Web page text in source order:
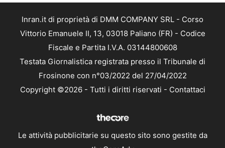
Inran.it di proprietà di DMM COMPANY SRL - Corso
Vittorio Emanuele II, 13, 03018 Paliano (FR) - Codice
Fiscale e Partita I.V.A. 03144800608
Testata Giornalistica registrata presso il Tribunale di
Frosinone con n°03/2022 del 27/04/2022
Copyright ©2026 - Tutti i diritti riservati - Contattaci
Le attività pubblicitarie su questo sito sono gestite da